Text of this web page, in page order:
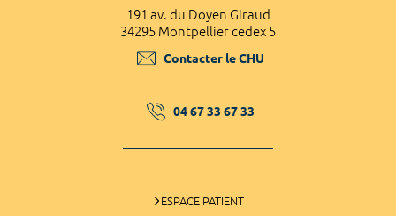
191 av. du Doyen Giraud
34295 Montpellier cedex 5
Contacter le CHU
04 67 33 67 33
ESPACE PATIENT